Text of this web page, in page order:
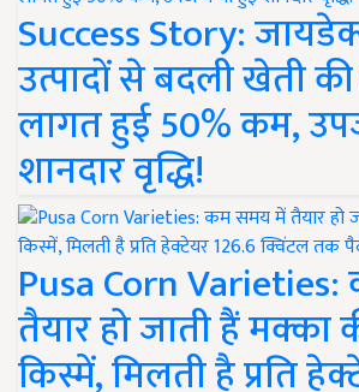
Success Story:
उत्पादों से बदली खेती
लागत हुई 50% कम,
शानदार वृद्धि!
Pusa Corn
तैयार हो जाती हैं मक्का
किस्में, मिलती है प्रति